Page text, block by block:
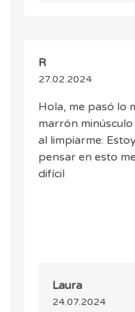
R
27.02.2024
Hola, me pasó lo
marrón
al limpiarme.
pensar en esto
difícil
Laura
24.07.2024